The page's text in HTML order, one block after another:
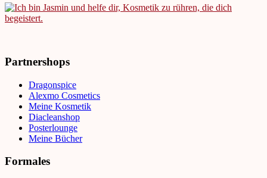
Partnershops
Dragonspice
Alexmo Cosmetics
Meine Kosmetik
Diacleanshop
Posterlounge
Meine Bücher
Formales